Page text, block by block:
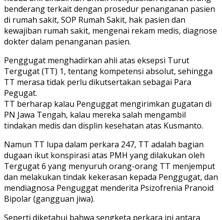
benderang terkait dengan prosedur penanganan pasien
di rumah sakit, SOP Rumah Sakit, hak pasien dan
kewajiban rumah sakit, mengenai rekam medis, diagnose
dokter dalam penanganan pasien.
Penggugat menghadirkan ahli atas eksepsi Turut
Tergugat (TT) 1, tentang kompetensi absolut, sehingga
TT merasa tidak perlu dikutsertakan sebagai Para
Pegugat.
TT berharap kalau Penguggat mengirimkan gugatan di
PN Jawa Tengah, kalau mereka salah mengambil
tindakan medis dan displin kesehatan atas Kusmanto.
Namun TT lupa dalam perkara 247, TT adalah bagian
dugaan ikut konspirasi atas PMH yang dilakukan oleh
Tergugat 6 yang menyuruh orang-orang TT menjemput
dan melakukan tindak kekerasan kepada Penggugat, dan
mendiagnosa Penguggat menderita Psizofrenia Pranoid
Bipolar (gangguan jiwa).
Seperti diketahui bahwa sengketa perkara ini antara